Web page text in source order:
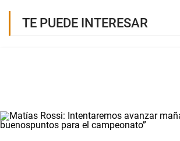
TE PUEDE INTERESAR